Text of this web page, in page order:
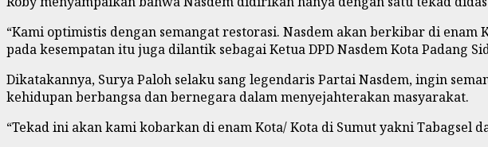
“Kami optimistis dengan semangat restorasi. Nasdem akan berkibar di enam
pada kesempatan itu juga dilantik sebagai Ketua DPD Nasdem Kota Padang
Dikatakannya, Surya Paloh selaku sang legendaris Partai Nasdem, ingin
kehidupan berbangsa dan bernegara dalam menyejahterakan masyarakat.
“Tekad ini akan kami kobarkan di enam Kota/ Kota di Sumut yakni Tabagsel